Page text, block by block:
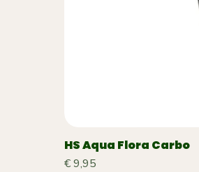
HS Aqua Flora Carbo
Prijs
€ 9,95